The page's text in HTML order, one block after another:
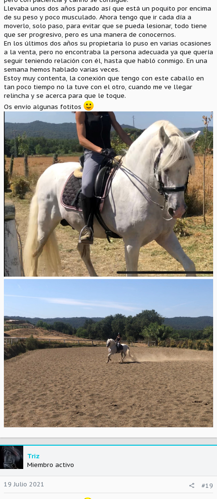
Llevaba unos dos años parado así que está un poquito por encima
de su peso y poco musculado. Ahora tengo que ir cada día a
moverlo, solo paso, para evitar que se pueda lesionar, todo tiene
que ser progresivo, pero es una manera de conocernos.
En los últimos dos años su propietaria lo puso en varias ocasiones
a la venta, pero no encontraba la persona adecuada ya que quería
seguir teniendo relación con él, hasta que habló conmigo. En una
semana hemos hablado varias veces.
Estoy muy contenta, la conexión que tengo con este caballo en
tan poco tiempo no la tuve con el otro, cuando me ve llegar
relincha y se acerca para que le toque.
Os envío algunas fotitos
Triz
Miembro activo
19 Julio 2021 #19